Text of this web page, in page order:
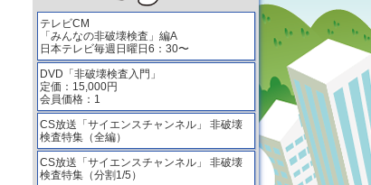
テレビCM
「みんなの非破壊検査」編A
日本テレビ毎週日曜日6：30〜
DVD「非破壊検査入門」
定価：15,000円
会員価格：1
CS放送「サイエンスチャンネル」 非破壊
検査特集（全編）
CS放送「サイエンスチャンネル」 非破壊
検査特集（分割1/5）